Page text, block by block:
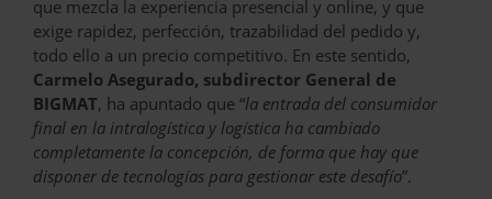
que mezcla la experiencia presencial y online, y que
exige rapidez, perfección, trazabilidad del pedido y,
todo ello a un precio competitivo. En este sentido,
Carmelo Asegurado, subdirector General de
BIGMAT, ha apuntado que “la entrada del consumidor
final en la intralogística y logística ha cambiado
completamente la concepción, de forma que hay que
disponer de tecnologías para gestionar este desafío”.